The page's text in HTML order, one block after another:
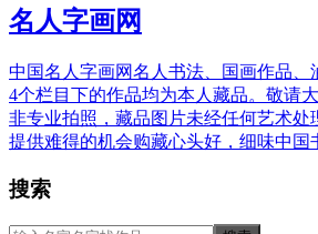
名人字画网
中国名人字画网名人书法、国画作品、
4个栏目下的作品均为本人藏品。敬请
非专业拍照，藏品图片未经任何艺术处
提供难得的机会购藏心头好，细味中国
搜索